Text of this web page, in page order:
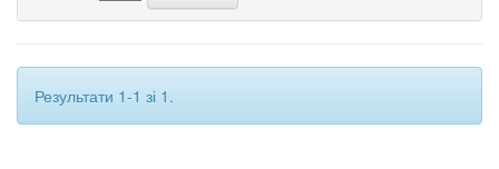
Результати 1-1 зі 1.